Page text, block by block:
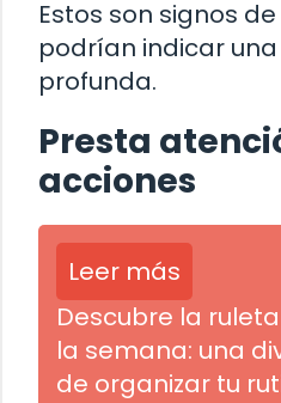
Estos son signos
podrían indicar
profunda.
Presta
acciones
Leer más
Descubre la
la semana: una
de organizar tu